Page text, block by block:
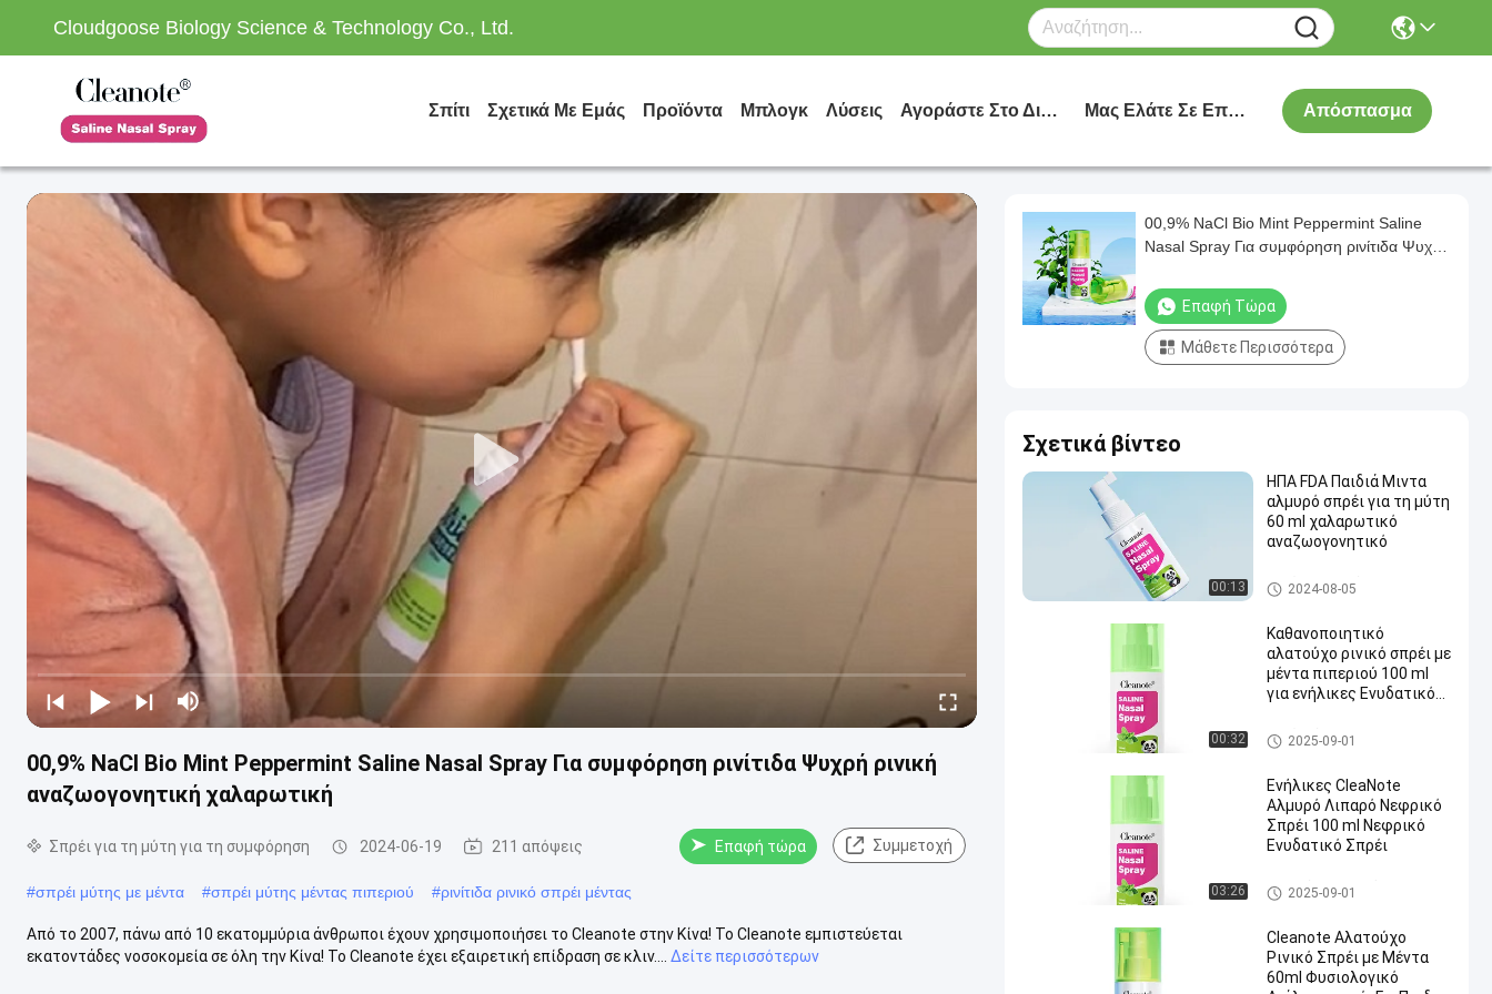
Cloudgoose Biology Science & Technology Co., Ltd.
Σπίτι Σχετικά Με Εμάς Προϊόντα Μπλογκ Λύσεις Αγοράστε Στο Διαδίκτυο Μας Ελάτε Σε Επαφή Με Απόσπασμα
00,9% NaCl Bio Mint Peppermint Saline Nasal Spray Για συμφόρηση ρινίτιδα Ψυχρή ρινική
αναζωογονητική χαλαρωτική
Σπρέι για τη μύτη για τη συμφόρηση 2024-06-19 211 απόψεις Επαφή τώρα Συμμετοχή
#σπρέι μύτης με μέντα #σπρέι μύτης μέντας πιπεριού #ρινίτιδα ρινικό σπρέι μέντας
Από το 2007, πάνω από 10 εκατομμύρια άνθρωποι έχουν χρησιμοποιήσει το Cleanote στην Κίνα! Το Cleanote εμπιστεύεται
εκατοντάδες νοσοκομεία σε όλη την Κίνα! Το Cleanote έχει εξαιρετική επίδραση σε κλιν....
Δείτε περισσότερων
00,9% NaCl Bio Mint Peppermint Saline
Nasal Spray Για συμφόρηση ρινίτιδα Ψυχρή
Επαφή Τώρα
Μάθετε Περισσότερα
Σχετικά βίντεο
00:13
ΗΠΑ FDA Παιδιά Μιντα
αλμυρό σπρέι για τη μύτη
60 ml χαλαρωτικό
αναζωογονητικό
Σπρέι για τη μύτη για τη συμ
φόρηση
2024-08-05
00:32
Καθανοποιητικό
αλατούχο ρινικό σπρέι με
μέντα πιπεριού 100 ml
για ενήλικες Ενυδατικό
Αναζωογονητικό απαλό
Σπρέι μύτης
2025-09-01
03:26
Ενήλικες CleaNote
Αλμυρό Λιπαρό Νεφρικό
Σπρέι 100 ml Νεφρικό
Ενυδατικό Σπρέι
αλατούχος ρινικός ψεκασμό
ς
2025-09-01
Cleanote Αλατούχο
Ρινικό Σπρέι με Μέντα
60ml Φυσιολογικό